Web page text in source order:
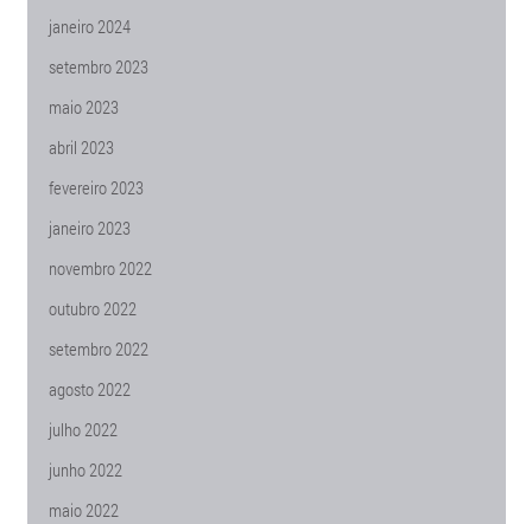
janeiro 2024
setembro 2023
maio 2023
abril 2023
fevereiro 2023
janeiro 2023
novembro 2022
outubro 2022
setembro 2022
agosto 2022
julho 2022
junho 2022
maio 2022